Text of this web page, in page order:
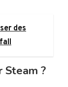
des
?